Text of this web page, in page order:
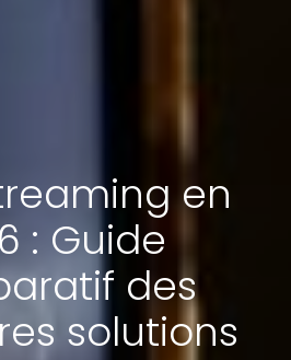
en
: Guide
des
solutions